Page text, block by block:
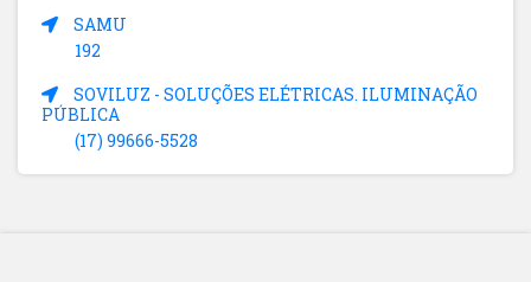
SAMU
192
SOVILUZ - SOLUÇÕES ELÉTRICAS. ILUMINAÇÃO
PÚBLICA
(17) 99666-5528